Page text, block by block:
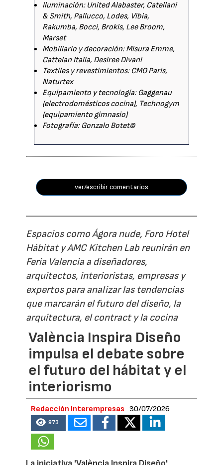
Iluminación: United Alabaster, Catellani
& Smith, Pallucco, Lodes, Vibia,
Rakumba, Bocci, Brokis, Lee Broom,
Marset
Mobiliario y decoración: Misura Emme,
Cattelan Italia, Desiree Divani
Textiles y revestimientos: CMO Paris,
Naturtex
Equipamiento y tecnología: Gaggenau
(electrodomésticos cocina), Technogym
(equipamiento gimnasio)
Fotografía: Gonzalo Botet©
ver/escribir comentarios
Espacios como Ágora nude, Foro Hotel
Hábitat y AMC Kitchen Lab reunirán en
Feria Valencia a diseñadores,
arquitectos, interioristas, empresas y
expertos para analizar las tendencias
que marcarán el futuro del diseño, la
arquitectura, el contract y la cocina
València Inspira Diseño
impulsa el debate sobre
el futuro del hábitat y el
interiorismo
Redacción Interempresas 30/07/2026
973